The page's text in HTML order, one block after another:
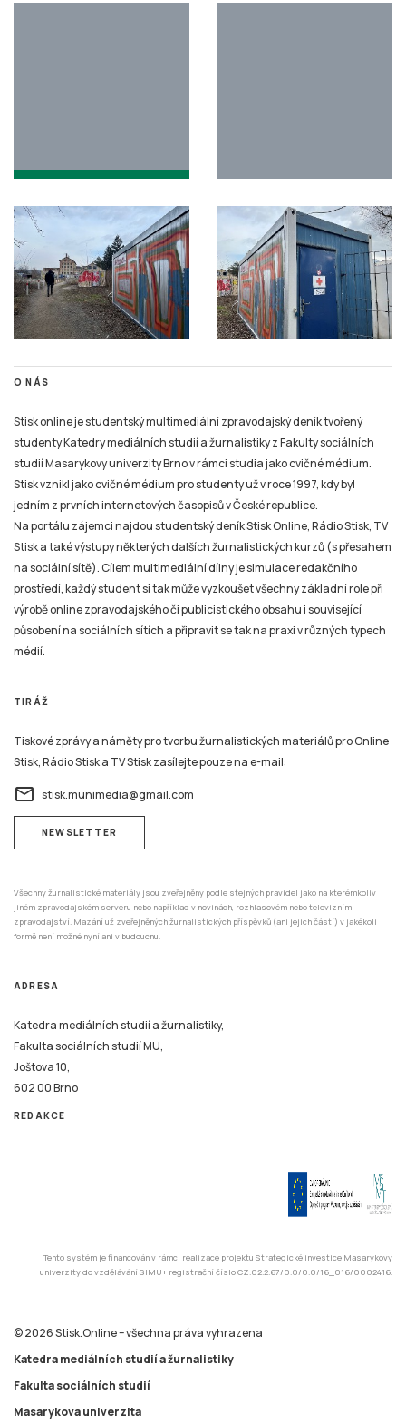
O NÁS
Stisk online je studentský multimediální zpravodajský deník tvořený
studenty Katedry mediálních studií a žurnalistiky z Fakulty sociálních
studií Masarykovy univerzity Brno v rámci studia jako cvičné médium.
Stisk vznikl jako cvičné médium pro studenty už v roce 1997, kdy byl
jedním z prvních internetových časopisů v České republice.
Na portálu zájemci najdou studentský deník Stisk Online, Rádio Stisk, TV
Stisk a také výstupy některých dalších žurnalistických kurzů (s přesahem
na sociální sítě). Cílem multimediální dílny je simulace redakčního
prostředí, každý student si tak může vyzkoušet všechny základní role při
výrobě online zpravodajského či publicistického obsahu i související
působení na sociálních sítích a připravit se tak na praxi v různých typech
médií.
TIRÁŽ
Tiskové zprávy a náměty pro tvorbu žurnalistických materiálů pro Online
Stisk, Rádio Stisk a TV Stisk zasílejte pouze na e-mail:
email stisk.munimedia@gmail.com
NEWSLETTER
Všechny žurnalistické materiály jsou zveřejněny podle stejných pravidel jako na kterémkoliv
jiném zpravodajském serveru nebo například v novinách, rozhlasovém nebo televizním
zpravodajství. Mazání už zveřejněných žurnalistických příspěvků (ani jejich částí) v jakékoli
formě není možné nyní ani v budoucnu.
ADRESA
Katedra mediálních studií a žurnalistiky,
Fakulta sociálních studií MU,
Joštova 10,
602 00 Brno
REDAKCE
Tento systém je financován v rámci realizace projektu Strategické investice Masarykovy
univerzity do vzdělávání SIMU+ registrační číslo CZ.02.2.67/0.0/0.0/16_016/0002416.
© 2026 Stisk.Online – všechna práva vyhrazena
Katedra mediálních studií a žurnalistiky
Fakulta sociálních studií
Masarykova univerzita